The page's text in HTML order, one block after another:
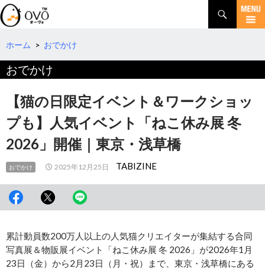
検
索
コ
テ
ツ
へ
ホーム > おでかけ
おでかけ
【猫の日限定イベント＆ワークショッ
プも】人気イベント「ねこ休み展 冬
2026」開催｜東京・浅草橋
おでかけ 2025年12月25日 TABIZINE
累計動員数200万人以上の人気猫クリエイターが集結する合同
写真展＆物販展イベント「ねこ休み展 冬 2026」が2026年1月
23日（金）から2月23日（月・祝）まで、東京・浅草橋にある